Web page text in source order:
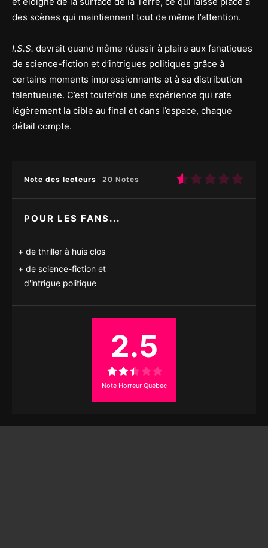
des scènes qui maintiennent tout de même l’attention.
I.S.S. devrait quand même réussir à plaire aux fanatiques
de science-fiction et d’intrigues politiques grâce à
certains moments impressionnants et à sa distribution
talentueuse. C’est toutefois une expérience qui rate
légèrement la cible au final et dans l’espace, chaque
détail compte.
Note des lecteurs 20 Notes
POUR LES FANS...
de thriller à huis clos
de science-fiction et
d'intrigue politique
2.5
Note Horreur Québec